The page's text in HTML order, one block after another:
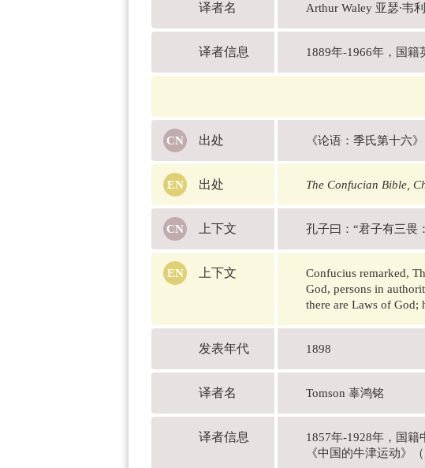
译者名 Arthur Waley 亚瑟·韦利
译者信息 1889年-1966年，国籍
出处 《论语：季氏第十六》
出处 The Confucian Bible,
上下文 孔子曰：“君子有三畏
上下文
Confucius remarked,
God, persons in
there are Laws of God;
发表年代 1898
译者名 Tomson 辜鸿铭
译者信息
1857年-1928年，国籍
《中国的牛津运动》